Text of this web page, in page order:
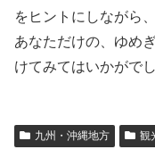
をヒントにしながら、
あなただけの、ゆめ
けてみてはいかがで
九州・沖縄地方 観